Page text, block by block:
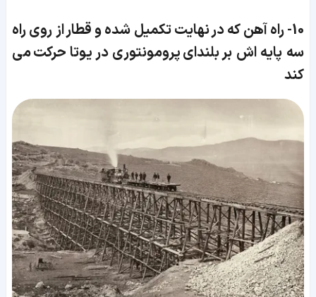
10- راه آهن که در نهایت تکمیل شده و قطار از روی راه
سه پایه اش بر بلندای پرومونتوری در یوتا حرکت می
کند